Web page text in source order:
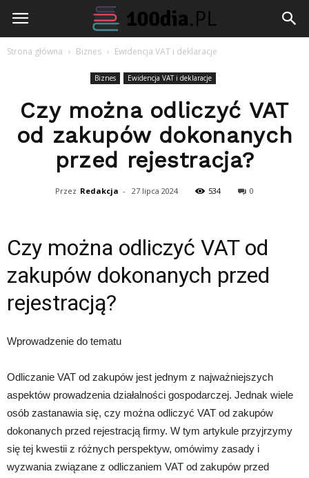
100dia.pl
Strona główna Biznes Ewidencja VAT i deklaracje
Biznes Ewidencja VAT i deklaracje
Czy można odliczyć VAT
od zakupów dokonanych
przed rejestracja?
Przez Redakcja - 27 lipca 2024 534 0
Czy można odliczyć VAT od
zakupów dokonanych przed
rejestracją?
Wprowadzenie do tematu
Odliczanie VAT od zakupów jest jednym z najważniejszych
aspektów prowadzenia działalności gospodarczej. Jednak wiele
osób zastanawia się, czy można odliczyć VAT od zakupów
dokonanych przed rejestracją firmy. W tym artykule przyjrzymy
się tej kwestii z różnych perspektyw, omówimy zasady i
wyzwania związane z odliczaniem VAT od zakupów przed